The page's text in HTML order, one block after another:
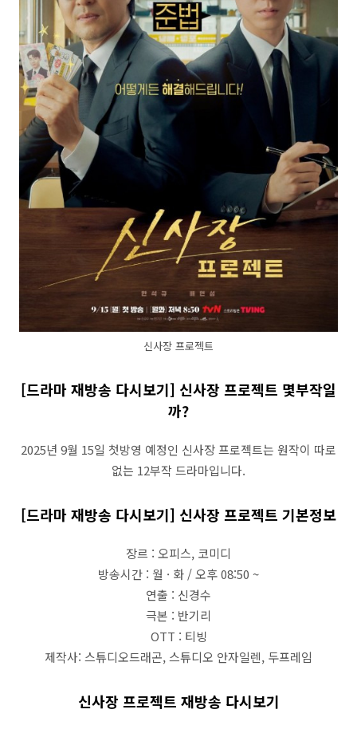
신사장 프로젝트
[드라마 재방송 다시보기] 신사장 프로젝트 몇부작일
까?
2025년 9월 15일 첫방영 예정인 신사장 프로젝트는 원작이 따로
없는 12부작 드라마입니다.
[드라마 재방송 다시보기] 신사장 프로젝트 기본정보
장르 : 오피스, 코미디
방송시간 : 월 · 화 / 오후 08:50 ~
연출 : 신경수
극본 : 반기리
OTT : 티빙
제작사: 스튜디오드래곤, 스튜디오 안자일렌, 두프레임
신사장 프로젝트 재방송 다시보기